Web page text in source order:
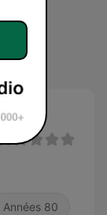
Années 80